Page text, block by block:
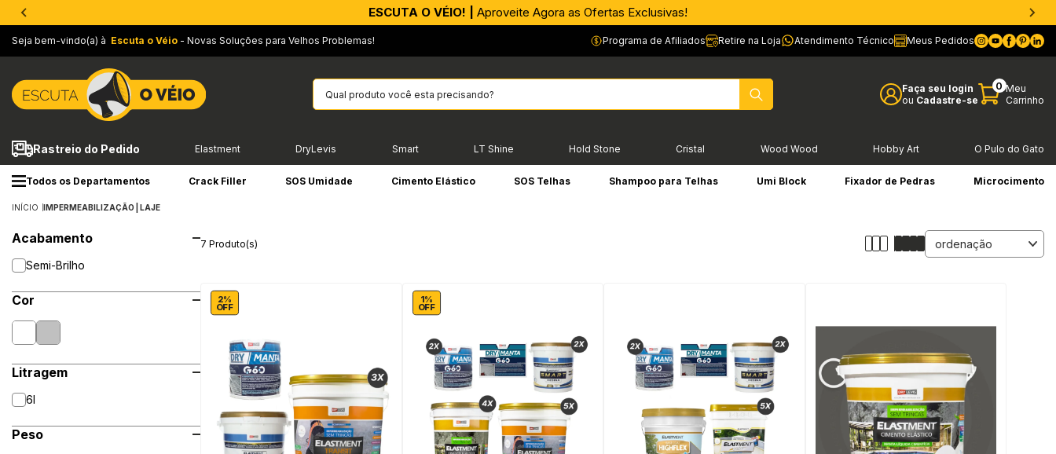
APROVEITE AGORA |PIX parcelado em até 4x sem Juros!*
ESCUTA O VÉIO! | Aproveite Agora as Ofertas Exclusivas!
Seja bem-vindo(a) à Escuta o Véio - Novas Soluções para Velhos Problemas! Programa de Afiliados Retire na Loja Atendimento Técnico Meus Pedidos
Faça seu login
ou Cadastre-se
0 Meu
Carrinho
Rastreio do Pedido Elastment DryLevis Smart LT Shine Hold Stone Cristal Wood Wood Hobby Art O Pulo do Gato
Todos os Departamentos Crack Filler SOS Umidade Cimento Elástico SOS Telhas Shampoo para Telhas Umi Block Fixador de Pedras Microcimento
INÍCIO IMPERMEABILIZAÇÃO | LAJE
Acabamento
Semi-Brilho
Cor
Litragem
6l
Peso
7 Produto(s)
2%
OFF
1%
OFF